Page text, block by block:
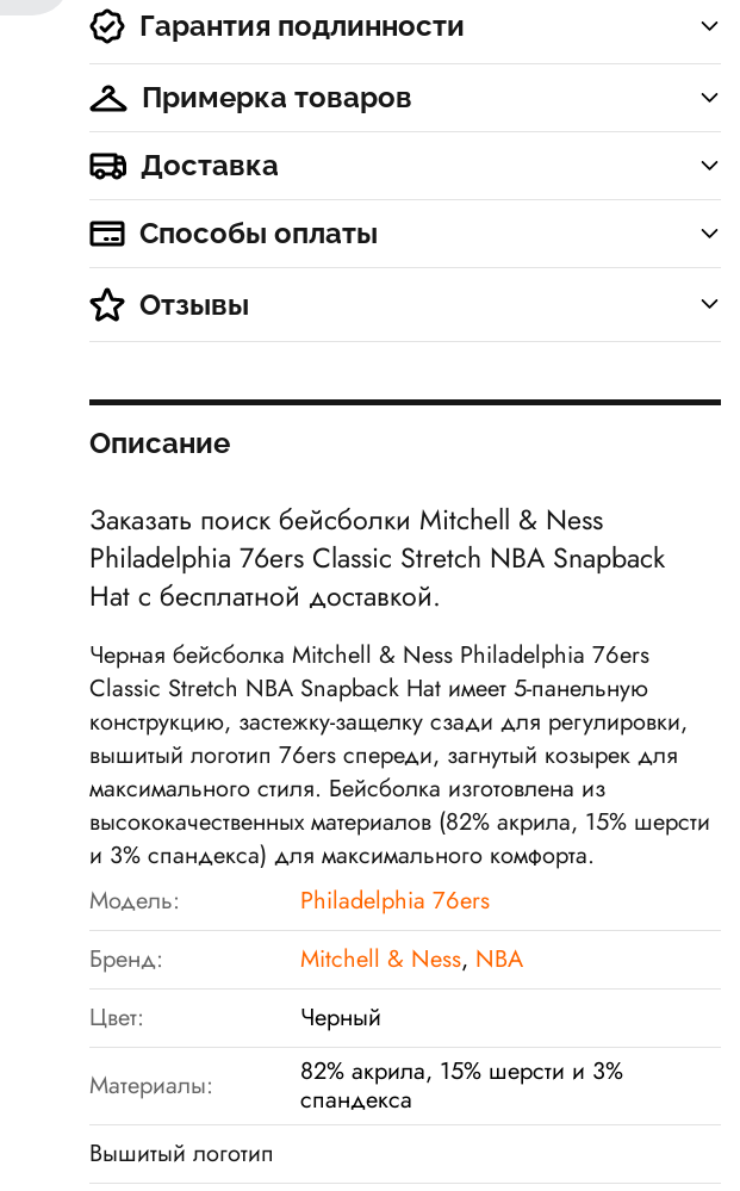
Гарантия подлинности
Примерка товаров
Доставка
Способы оплаты
Отзывы
Описание
Заказать поиск бейсболки Mitchell & Ness
Philadelphia 76ers Classic Stretch NBA Snapback
Hat с бесплатной доставкой.
Черная бейсболка Mitchell & Ness Philadelphia 76ers
Classic Stretch NBA Snapback Hat имеет 5-панельную
конструкцию, застежку-защелку сзади для регулировки,
вышитый логотип 76ers спереди, загнутый козырек для
максимального стиля. Бейсболка изготовлена из
высококачественных материалов (82% акрила, 15% шерсти
и 3% спандекса) для максимального комфорта.
Модель:
Philadelphia 76ers
Бренд:
Mitchell & Ness, NBA
Цвет:
Черный
Материалы:
82% акрила, 15% шерсти и 3%
спандекса
Вышитый логотип